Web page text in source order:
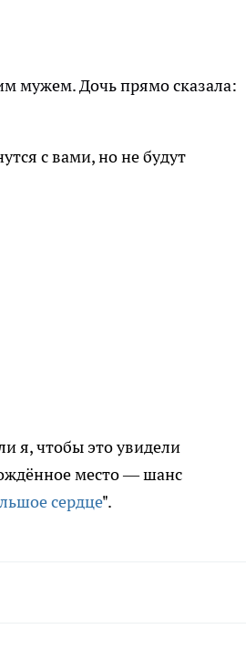
мужем. Дочь прямо сказала:
с вами, но не будут
я, чтобы это увидели
место — шанс
сердце".